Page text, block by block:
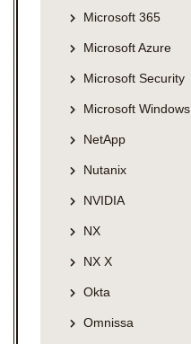
Microsoft 365
Microsoft Azure
Microsoft Security
Microsoft Windows
NetApp
Nutanix
NVIDIA
NX
NX X
Okta
Omnissa